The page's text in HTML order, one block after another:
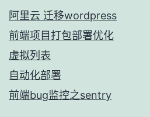
阿里云 迁移wordpress
前端项目打包部署优化
虚拟列表
自动化部署
前端bug监控之sentry